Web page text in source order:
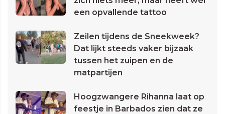
een opvallende tattoo
Zeilen tijdens de Sneekweek?
Dat lijkt steeds vaker bijzaak
tussen het zuipen en de
matpartijen
Hoogzwangere Rihanna laat op
feestje in Barbados zien dat ze